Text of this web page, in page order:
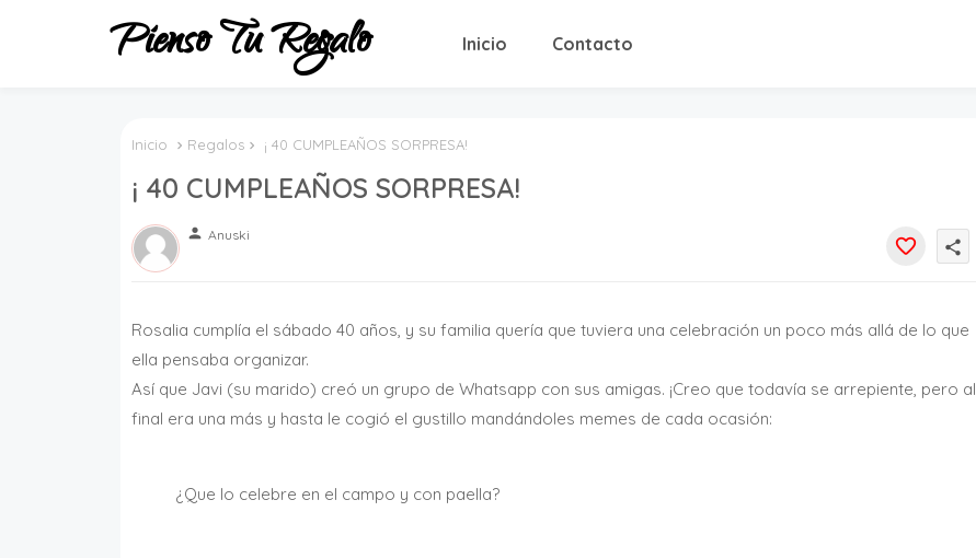
Pienso Tu Regalo Inicio Contacto
Inicio Regalos ¡ 40 CUMPLEAÑOS SORPRESA!
¡ 40 CUMPLEAÑOS SORPRESA!
person Anuski
share
Rosalia cumplía el sábado 40 años, y su familia quería que tuviera una celebración un poco más allá de lo que
ella pensaba organizar.
Así que Javi (su marido) creó un grupo de Whatsapp con sus amigas. ¡Creo que todavía se arrepiente, pero al
final era una más y hasta le cogió el gustillo mandándoles memes de cada ocasión:
¿Que lo celebre en el campo y con paella?